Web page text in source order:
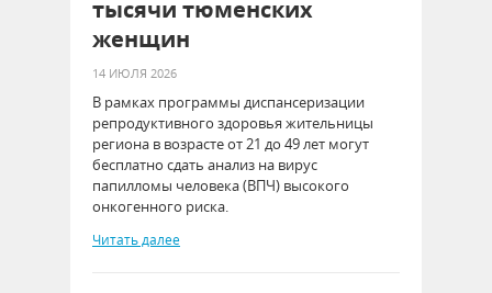
тысячи тюменских
женщин
14 ИЮЛЯ 2026
В рамках программы диспансеризации
репродуктивного здоровья жительницы
региона в возрасте от 21 до 49 лет могут
бесплатно сдать анализ на вирус
папилломы человека (ВПЧ) высокого
онкогенного риска.
Читать далее